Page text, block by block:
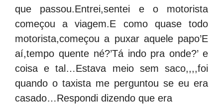
que passou.Entrei,sentei e o motorista
começou a viagem.E como quase todo
motorista,começou a puxar aquele papo’E
aí,tempo quente né?’Tá indo pra onde?’ e
coisa e tal…Estava meio sem saco,,,,foi
quando o taxista me perguntou se eu era
casado…Respondi dizendo que era